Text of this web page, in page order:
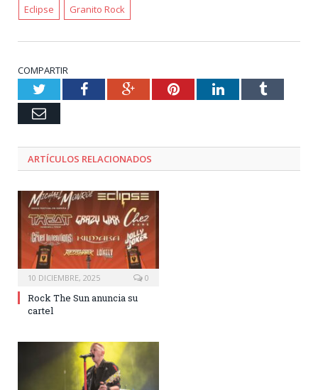
Eclipse Granito Rock
COMPARTIR
TwitterFacebookGoogle+PinterestLinkedInTumblr
Email
ARTÍCULOS RELACIONADOS
10 DICIEMBRE, 2025 0
Rock The Sun anuncia su
cartel